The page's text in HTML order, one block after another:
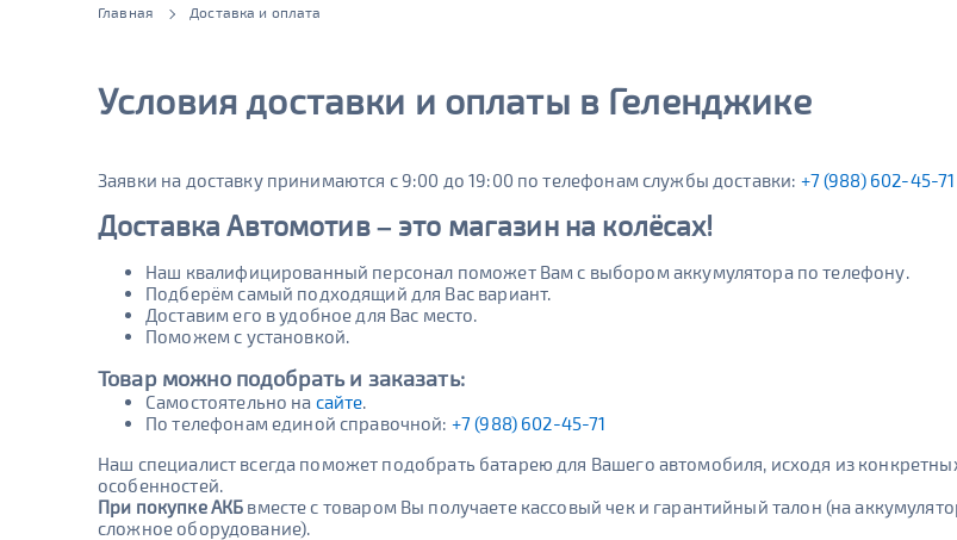
Главная Доставка и оплата
Условия доставки и оплаты в Геленджике
Заявки на доставку принимаются с 9:00 до 19:00 по телефонам службы доставки: +7 (988) 602-45-71
Доставка Автомотив – это магазин на колёсах!
Наш квалифицированный персонал поможет Вам с выбором аккумулятора по телефону.
Подберём самый подходящий для Вас вариант.
Доставим его в удобное для Вас место.
Поможем с установкой.
Товар можно подобрать и заказать:
Самостоятельно на сайте.
По телефонам единой справочной: +7 (988) 602-45-71
Наш специалист всегда поможет подобрать батарею для Вашего автомобиля, исходя из
особенностей.
При покупке АКБ вместе с товаром Вы получаете кассовый чек и гарантийный талон (на
сложное оборудование).